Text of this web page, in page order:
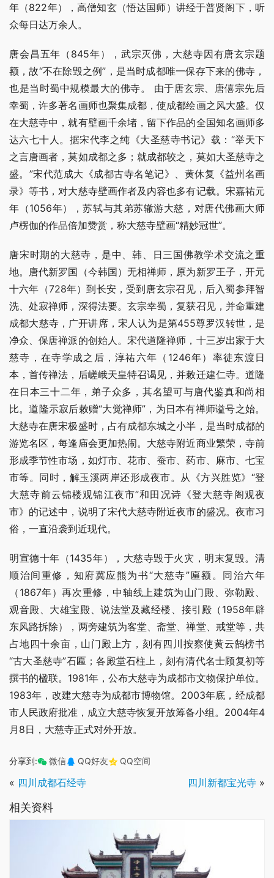
年（822年），高僧知玄（悟达国师）讲经于普贤阁下，听
众每日达万余人。
唐会昌五年（845年），武宗灭佛，大慈寺因有唐玄宗题
额，故“不在除毁之例”，是当时成都唯一保存下来的佛寺，
也是当时蜀中规模最大的佛寺。 由于唐玄宗、唐僖宗先后
幸蜀，许多著名画师也聚集成都，使成都绘画之风大盛。仅
在大慈寺中，就有壁画千余堵，留下作品的全国知名画师多
达六七十人。据宋代李之纯《大圣慈寺书记》载：“举天下
之言唐画者，莫如成都之多；就成都较之，莫如大圣慈寺之
盛。”宋代范成大《成都古寺名笔记》、黄休复《益州名画
录》等书，对大慈寺壁画作者及内容也多有记载。宋嘉祐元
年（1056年），苏轼与其弟苏辙游大慈，对唐代佛画大师
卢楞伽的作品倍加赞赏，称大慈寺壁画“精妙冠世”。
唐宋时期的大慈寺，是中、韩、日三国佛教学术交流之重
地。唐代新罗国（今韩国）无相禅师，原为新罗王子，开元
十六年（728年）到长安，受到唐玄宗召见，后入蜀参拜智
洗、处寂禅师，深得法要。玄宗幸蜀，复获召见，并命重建
成都大慈寺，广开讲席，宋人认为是第455尊罗汉转世，是
净众、保唐禅派的创始人。宋代道隆禅师，十三岁出家于大
慈寺，在寺学成之后，淳祐六年（1246年）率徒东渡日
本，首传禅法，后嵯峨天皇特召谒见，并敕迁建仁寺。道隆
在日本三十二年，弟子众多，其名望可与唐代鉴真和尚相
比。道隆示寂后敕赠“大觉禅师”，为日本有禅师谥号之始。
大慈寺在唐宋极盛时，占有成都东城之小半，是当时成都的
游览名区，每逢庙会更加热闹。大慈寺附近商业繁荣，寺前
形成季节性市场，如灯市、花市、蚕市、药市、麻市、七宝
市等。同时，解玉溪两岸还形成夜市。从《方兴胜览》“登
大慈寺前云锦楼观锦江夜市”和田况诗《登大慈寺阁观夜
市》的记述中，说明了宋代大慈寺附近夜市的盛况。夜市习
俗，一直沿袭到近现代。
明宣德十年（1435年），大慈寺毁于火灾，明末复毁。清
顺治间重修，知府冀应熊为书“大慈寺”匾额。同治六年
（1867年）再次重修，中轴线上建筑为山门殿、弥勒殿、
观音殿、大雄宝殿、说法堂及藏经楼、接引殿（1958年辟
东风路拆除），两旁建筑为客堂、斋堂、禅堂、戒堂等，共
占地四十余亩，山门殿上方，刻有四川按察使黄云鹄榜书
“古大圣慈寺”石匾；各殿堂石柱上，刻有清代名士顾复初等
撰书的楹联。1981年，公布大慈寺为成都市文物保护单位。
1983年，改建大慈寺为成都市博物馆。2003年底，经成都
市人民政府批准，成立大慈寺恢复开放筹备小组。2004年4
月8日，大慈寺正式对外开放。
分享到: 微信 QQ好友 QQ空间
« 四川成都石经寺 四川新都宝光寺 »
相关资料